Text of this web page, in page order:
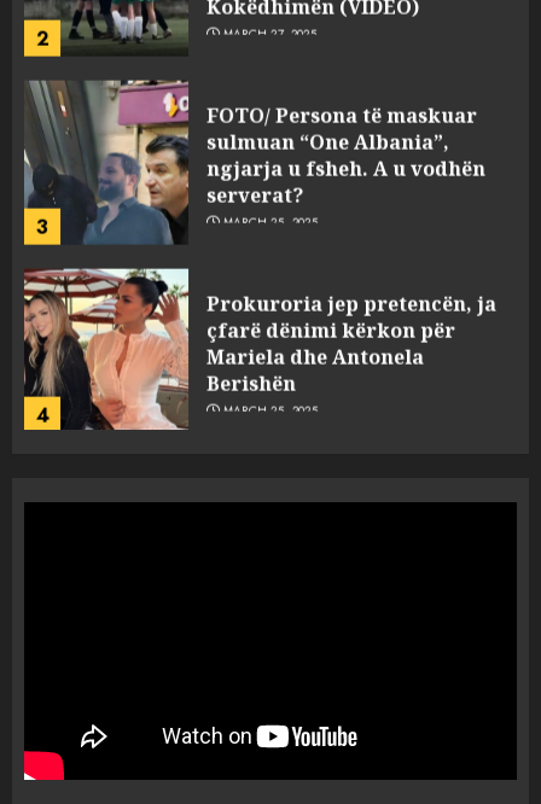
2 MARCH 27, 2025
3
FOTO/ Persona të maskuar
sulmuan “One Albania”,
ngjarja u fsheh. A u vodhën
serverat?
MARCH 25, 2025
4
Prokuroria jep pretencën, ja
çfarë dënimi kërkon për
Mariela dhe Antonela
Berishën
MARCH 25, 2025
1
“bosen” Joana Nano për
abuzim me fondet publike dhe
pasuri të pajustifikuar